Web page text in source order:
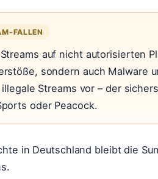
FALLEN
auf nicht autorisierten
sondern auch Malware
Streams vor – der
oder Peacock.
in Deutschland bleibt die